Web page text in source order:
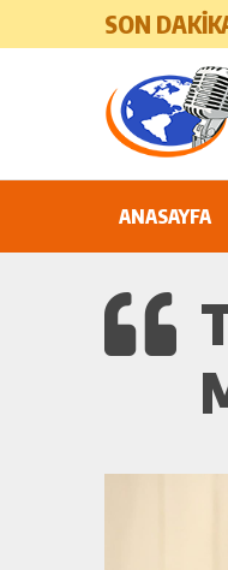
SON
ANASAYFA